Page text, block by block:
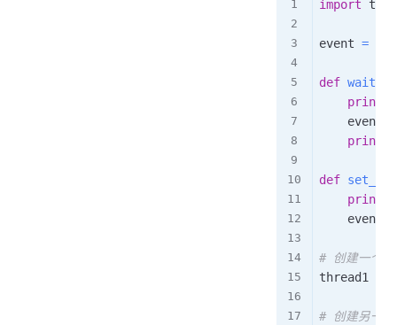
import
event =
def
print
    event
print
def
print
    event
# 创建一个
thread1
# 创建另一